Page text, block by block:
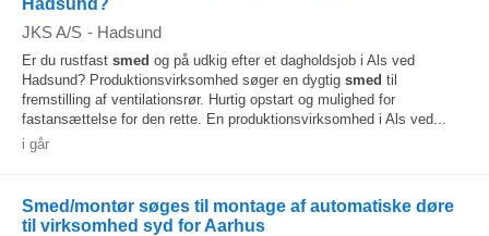
Hadsund?
JKS A/S - Hadsund
Er du rustfast smed og på udkig efter et dagholdsjob i Als ved
Hadsund? Produktionsvirksomhed søger en dygtig smed til
fremstilling af ventilationsrør. Hurtig opstart og mulighed for
fastansættelse for den rette. En produktionsvirksomhed i Als ved...
i går
Smed/montør søges til montage af automatiske døre
til virksomhed syd for Aarhus